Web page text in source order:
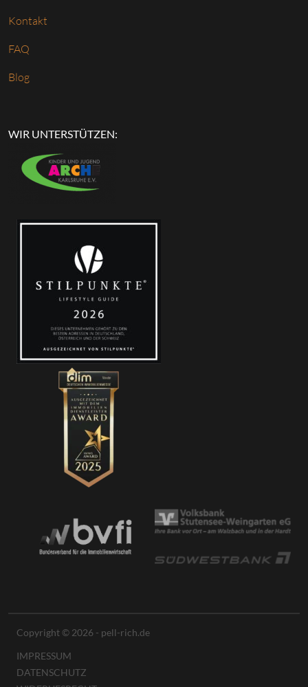
Kontakt
FAQ
Blog
WIR UNTERSTÜTZEN:
Copyright © 2026 - pell-rich.de
IMPRESSUM
DATENSCHUTZ